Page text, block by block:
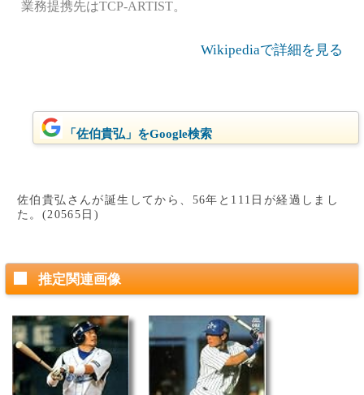
業務提携先はTCP-ARTIST。
Wikipediaで詳細を見る
「佐伯貴弘」をGoogle検索
佐伯貴弘さんが誕生してから、56年と111日が経過しまし
た。(20565日)
推定関連画像